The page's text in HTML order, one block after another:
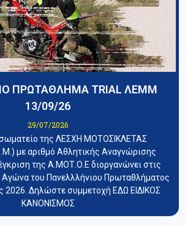
ΠΡΩΤΑΘΛΗΜΑ TRIAL ΛΕΜΜ
13/09/26
29/07/2026
της ΛΕΣΧΗ ΜΟΤΟΣΙΚΛΕΤΑΣ
με αριθμό Αθλητικής Αναγνώρισης
της Α.ΜΟΤ.Ο.Ε διοργανώνει στις
του Πανελλλήνιου Πρωταθλήματος
2026. Δηλώστε συμμετοχή ΕΔΩ ΕΙΔΙΚΟΣ
ΚΑΝΟΝΙΣΜΟΣ